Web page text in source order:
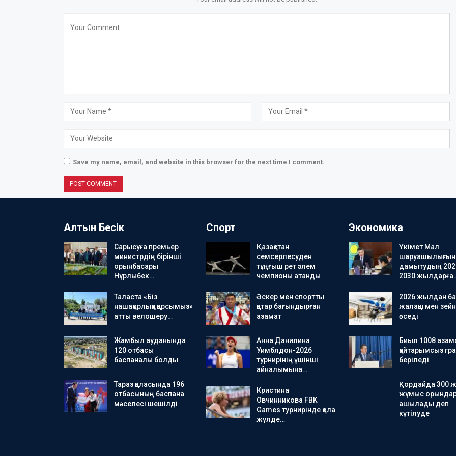
Save my name, email, and website in this browser for the next time I comment.
Алтын Бесік
Сарысуға премьер
министрдің бірінші
орынбасары
Нұрлыбек…
Таласта «Біз
нашақорлыққа қарсымыз»
атты велошеру…
Жамбыл ауданында
120 отбасы
баспаналы болды
Тараз қаласында 196
отбасының баспана
мәселесі шешілді
Спорт
Қазақстан
семсерлесуден
тұңғыш рет әлем
чемпионы атанды
Әскер мен спортты
қатар бағындырған
азамат
Анна Данилина
Уимблдон-2026
турнирінің үшінші
айналымына…
Кристина
Овчинникова FBK
Games турнирінде қола
жүлде…
Экономика
Үкімет Мал
шаруашылығын
дамытудың
2030
2026 жылдан
жалақы мен
өседі
Биыл 1008
қайтарымсыз
беріледі
Қордайда 300
жұмыс
ашылады деп
күтілуде